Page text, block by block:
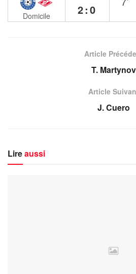
Domicile 2:0
Article
T. Martynov
Article
J. Cuero
Lireaussi